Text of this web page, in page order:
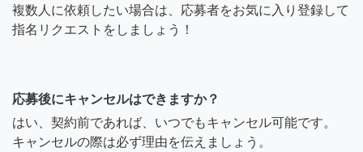
複数人に依頼したい場合は、応募者をお気に入り登録して
指名リクエストをしましょう！
応募後にキャンセルはできますか？
はい、契約前であれば、いつでもキャンセル可能です。
キャンセルの際は必ず理由を伝えましょう。